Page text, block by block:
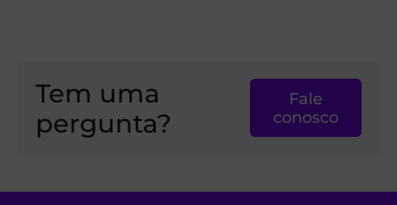
Tem uma
pergunta?
Fale
conosco